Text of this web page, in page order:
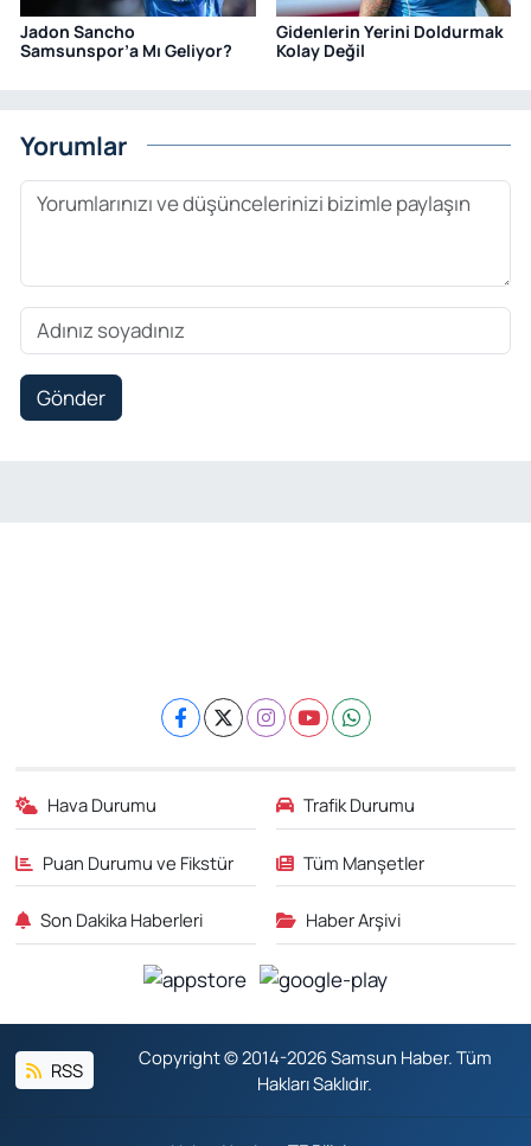
Jadon Sancho
Samsunspor’a Mı Geliyor?
Gidenlerin Yerini Doldurmak
Kolay Değil
Yorumlar
Gönder
Hava Durumu Trafik Durumu
Puan Durumu ve Fikstür Tüm Manşetler
Son Dakika Haberleri Haber Arşivi
RSS
Copyright © 2014-2026 Samsun Haber. Tüm
Hakları Saklıdır.